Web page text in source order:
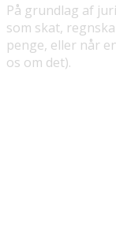
På grundlag af
som skat,
penge, eller når
os om det).